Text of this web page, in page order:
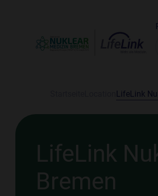
LifeLink
LifeLink
Bremen